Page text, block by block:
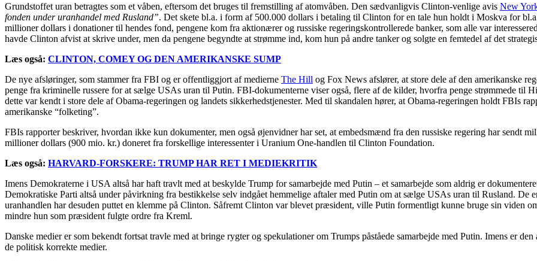
Grundstoffet uran betragtes som et våben, eftersom det bruges til fremstilling af atomvåben. Den sædvanligvis Clinton-venlige avis New
fonden under uranhandel med Rusland”. Det skete bl.a. i form af 500.000 dollars i betaling til Clinton for en tale hun holdt i Moskva for
millioner dollars i donationer til hendes fond, pengene kom fra aktionærer og russiske regeringskontrollerede banker, som alle var
havde Clinton afvist at skrive under, men da pengene begyndte at strømme ind, kom hun på andre tanker og solgte en femtedel af det
Læs også: CLINTON, COMEY OG DEN AMERIKANSKE SUMP
De nye afsløringer, som stammer fra FBI og er offentliggjort af medierne The Hill og Fox News afslører, at store dele af den amerikanske
penge fra kriminelle russere for at sælge USAs uran til Putin. FBI-dokumenterne viser også, flere af de kilder, hvorfra penge strømmede til
dette var kendt i store dele af Obama-regeringen og landets sikkerhedstjenester. Med til skandalen hører, at Obama-regeringen holdt FBIs
amerikanske “folketing”.
FBIs rapporter beskriver, hvordan ikke kun dokumenter, men også øjenvidner har set, at embedsmænd fra den russiske regering har sendt
millioner dollars (900 mio. kr.) doneret fra forskellige interessenter i Uranium One-handlen til Clinton Foundation.
Læs også: HARVARD-FORSKERE: TRUMP HAR RET I MEDIEKRITIK
Imens Demokraterne i USA altså har haft travlt med at beskylde Trump for samarbejde med Putin – et samarbejde som aldrig er
Demokratiske Parti altså under påvirkning fra bestikkelse selv indgået hemmelige aftaler med Putin om at sælge USAs uran til Rusland. De
uranhandlen har desuden puttet en klemme på Clinton. Såfremt Clinton var blevet præsident, ville Putin formentligt kunne bruge sin viden
mindre hun som præsident fulgte ordre fra Kreml.
Danske medier er som bekendt fortsat travle med at bringe rygter og spekulationer om Trumps påståede samarbejde med Putin. Imens er
de politisk korrekte medier.